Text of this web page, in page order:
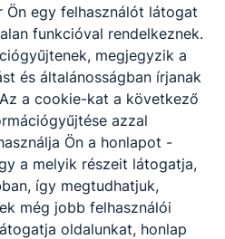
Ön egy felhasználót látogat
funkcióval rendelkeznek.
megjegyzik a
és általánosságban írjanak
Az a cookie-kat a következő
azzal
Ön a honlapot -
a melyik részeit látogatja,
így megtudhatjuk,
még jobb felhasználói
oldalunkat, honlap